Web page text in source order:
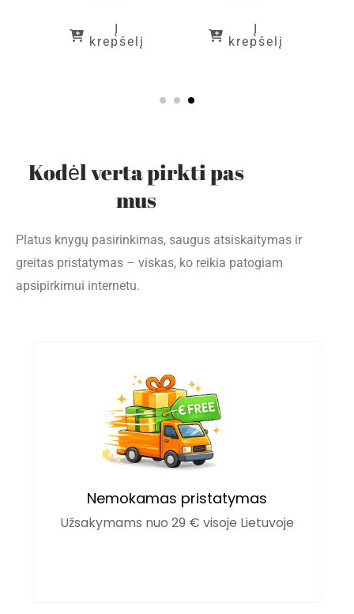
krepšelį
krepšelį
Kodėl verta pirkti pas
mus
Platus knygų pasirinkimas, saugus atsiskaitymas ir
greitas pristatymas – viskas, ko reikia patogiam
apsipirkimui internetu.
Nemokamas pristatymas
Užsakymams nuo 29 € visoje Lietuvoje